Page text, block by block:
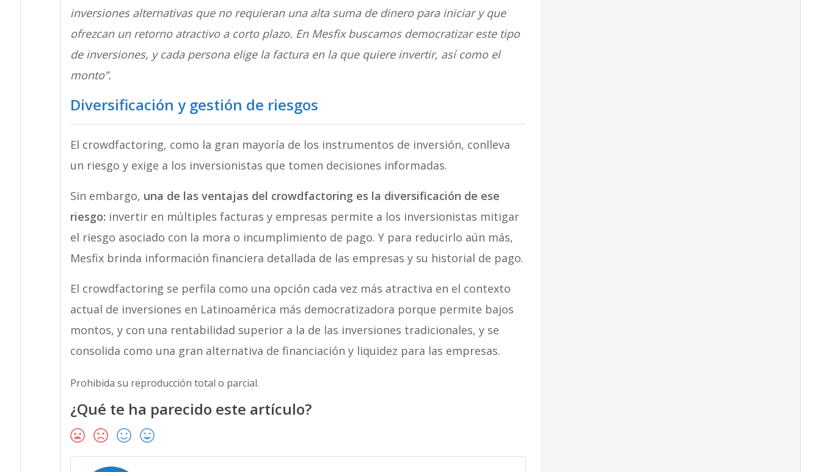
inversiones alternativas que no requieran una alta suma de dinero para iniciar y que
ofrezcan un retorno atractivo a corto plazo. En Mesfix buscamos democratizar este tipo
de inversiones, y cada persona elige la factura en la que quiere invertir, así como el
monto”.
Diversificación y gestión de riesgos
El crowdfactoring, como la gran mayoría de los instrumentos de inversión, conlleva
un riesgo y exige a los inversionistas que tomen decisiones informadas.
Sin embargo, una de las ventajas del crowdfactoring es la diversificación de ese
riesgo: invertir en múltiples facturas y empresas permite a los inversionistas mitigar
el riesgo asociado con la mora o incumplimiento de pago. Y para reducirlo aún más,
Mesfix brinda información financiera detallada de las empresas y su historial de pago.
El crowdfactoring se perfila como una opción cada vez más atractiva en el contexto
actual de inversiones en Latinoamérica más democratizadora porque permite bajos
montos, y con una rentabilidad superior a la de las inversiones tradicionales, y se
consolida como una gran alternativa de financiación y liquidez para las empresas.
Prohibida su reproducción total o parcial.
¿Qué te ha parecido este artículo?